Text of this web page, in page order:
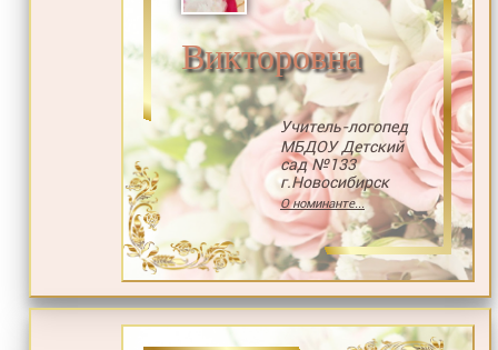
Викторовна
Учитель-логопед
МБДОУ Детский
сад №133
г.Новосибирск
О номинанте...